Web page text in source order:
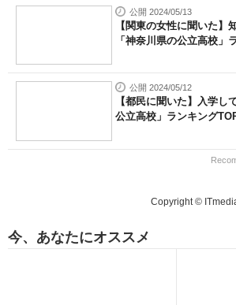
公開 2024/05/13
【関東の女性に聞いた】
「神奈川県の公立高校」
公開 2024/05/12
【都民に聞いた】入学し
公立高校」ランキング
Copyright ©
今、あなたにオススメ